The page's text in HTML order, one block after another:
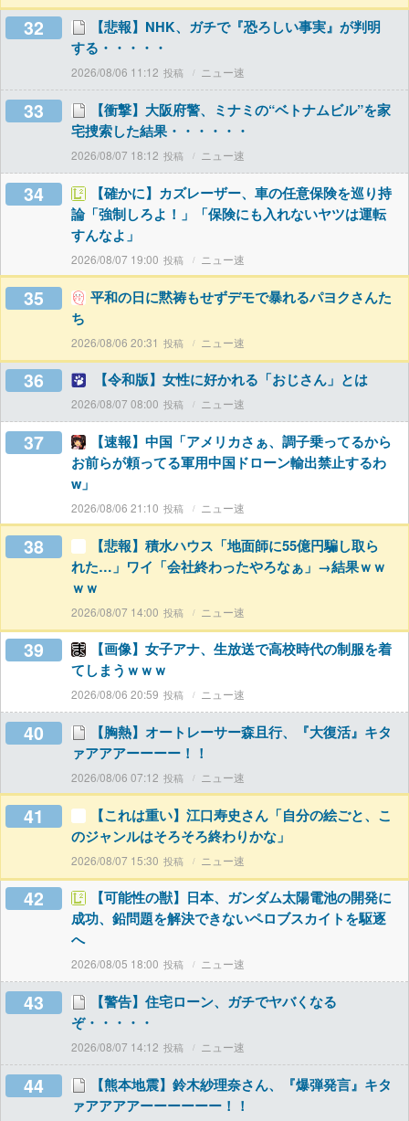
32
【悲報】NHK、ガチで『恐ろしい事実』が判明
する・・・・・
2026/08/06 11:12 ニュー速
33
【衝撃】大阪府警、ミナミの“ベトナムビル”を家
宅捜索した結果・・・・・・
2026/08/07 18:12 ニュー速
34
【確かに】カズレーザー、車の任意保険を巡り持
論「強制しろよ！」「保険にも入れないヤツは運転
すんなよ」
2026/08/07 19:00 ニュー速
35
平和の日に黙祷もせずデモで暴れるパヨクさんた
ち
2026/08/06 20:31 ニュー速
36 【令和版】女性に好かれる「おじさん」とは
2026/08/07 08:00 ニュー速
37
【速報】中国「アメリカさぁ、調子乗ってるから
お前らが頼ってる軍用中国ドローン輸出禁止するわ
w」
2026/08/06 21:10 ニュー速
38
【悲報】積水ハウス「地面師に55億円騙し取ら
れた…」ワイ「会社終わったやろなぁ」→結果ｗｗ
ｗｗ
2026/08/07 14:00 ニュー速
39
【画像】女子アナ、生放送で高校時代の制服を着
てしまうｗｗｗ
2026/08/06 20:59 ニュー速
40
【胸熱】オートレーサー森且行、『大復活』キタ
ァアアアーーーー！！
2026/08/06 07:12 ニュー速
41
【これは重い】江口寿史さん「自分の絵ごと、こ
のジャンルはそろそろ終わりかな」
2026/08/07 15:30 ニュー速
42
【可能性の獣】日本、ガンダム太陽電池の開発に
成功、鉛問題を解決できないペロブスカイトを駆逐
へ
2026/08/05 18:00 ニュー速
43
【警告】住宅ローン、ガチでヤバくなる
ぞ・・・・・
2026/08/07 14:12 ニュー速
44
【熊本地震】鈴木紗理奈さん、『爆弾発言』キタ
ァアアアアーーーーーー！！